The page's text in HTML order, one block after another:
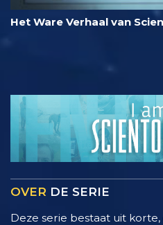
Het Ware Verhaal van
OVER DE SERIE
Deze serie bestaat uit